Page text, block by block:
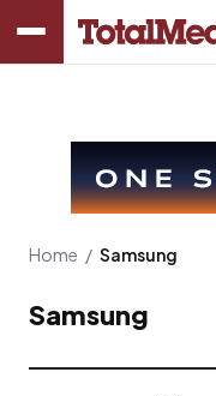
Home / Samsung
Samsung